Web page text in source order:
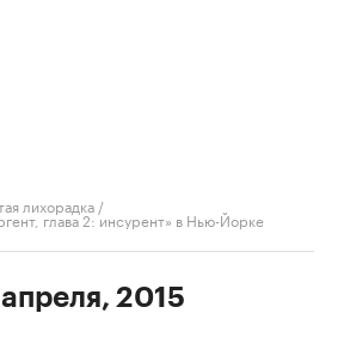
лихорадка /
глава 2: инсурент» в Нью-Йорке
2015